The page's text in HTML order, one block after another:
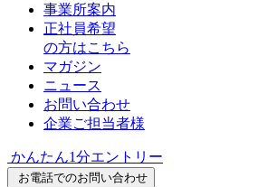
事業所案内
正社員希望
の方はこちら
マガジン
ニュース
お問い合わせ
企業ご担当者様
かんたん1分エントリー
お電話でのお問い合わせ